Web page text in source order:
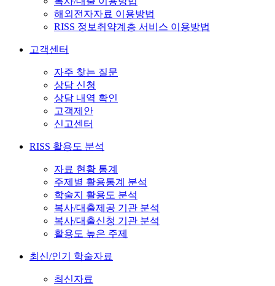
해외전자자료 이용방법
RISS 정보취약계층 서비스 이용방법
고객센터
자주 찾는 질문
상담 신청
상담 내역 확인
고객제안
신고센터
RISS 활용도 분석
자료 현황 통계
주제별 활용통계 분석
학술지 활용도 분석
복사/대출제공 기관 분석
복사/대출신청 기관 분석
활용도 높은 주제
최신/인기 학술자료
최신자료